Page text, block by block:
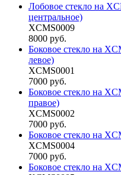
Лобовое стекло на
центральное)
XCMS0009
8000 руб.
Боковое стекло на
левое)
XCMS0001
7000 руб.
Боковое стекло на
правое)
XCMS0002
7000 руб.
Боковое стекло на
XCMS0004
7000 руб.
Боковое стекло на